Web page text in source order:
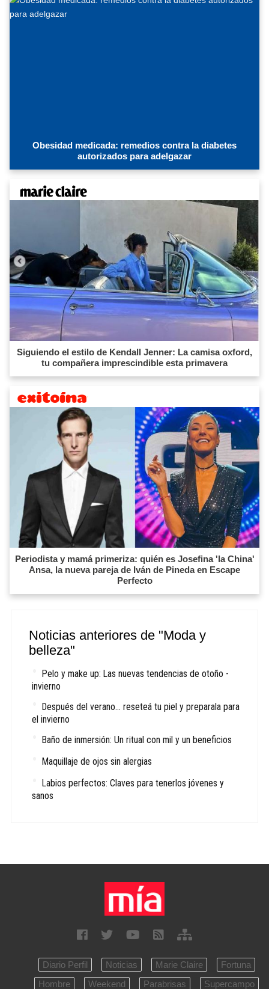
Obesidad medicada: remedios contra la diabetes
autorizados para adelgazar
Siguiendo el estilo de Kendall Jenner: La camisa oxford,
tu compañera imprescindible esta primavera
Periodista y mamá primeriza: quién es Josefina 'la China'
Ansa, la nueva pareja de Iván de Pineda en Escape
Perfecto
Noticias anteriores de "Moda y
belleza"
Pelo y make up: Las nuevas tendencias de otoño -
invierno
Después del verano... reseteá tu piel y preparala para
el invierno
Baño de inmersión: Un ritual con mil y un beneficios
Maquillaje de ojos sin alergias
Labios perfectos: Claves para tenerlos jóvenes y
sanos
Diario Perfil Noticias Marie Claire
Fortuna
Hombre
Weekend Parabrisas Supercampo